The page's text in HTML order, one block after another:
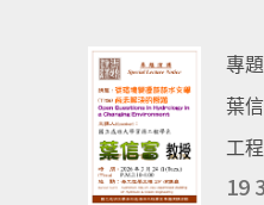
專
葉
工
19